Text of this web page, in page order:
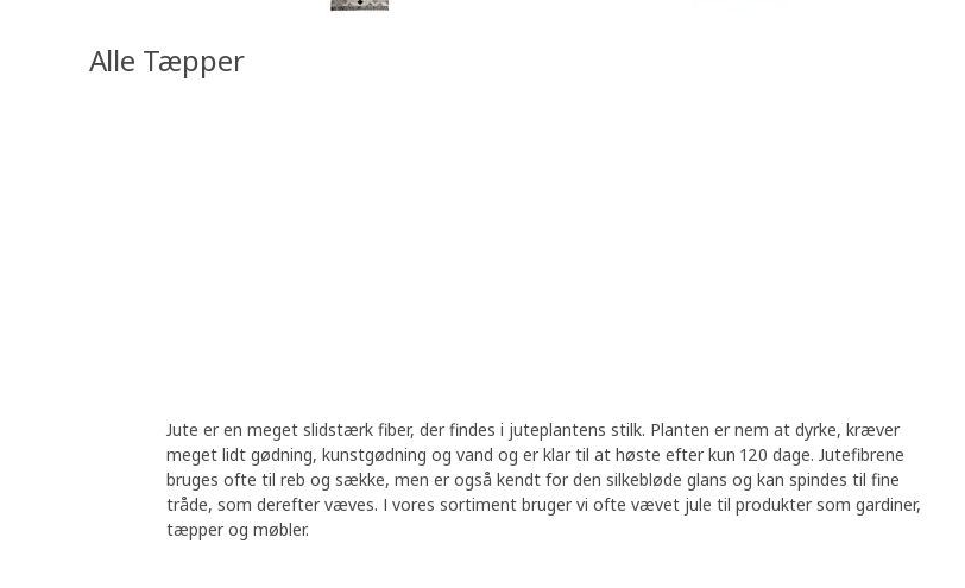
Alle Tæpper
Jute er en meget slidstærk fiber, der findes i juteplantens stilk. Planten er nem at dyrke, kræver
meget lidt gødning, kunstgødning og vand og er klar til at høste efter kun 120 dage. Jutefibrene
bruges ofte til reb og sække, men er også kendt for den silkebløde glans og kan spindes til fine
tråde, som derefter væves. I vores sortiment bruger vi ofte vævet jule til produkter som gardiner,
tæpper og møbler.